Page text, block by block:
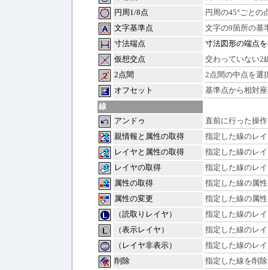
円周1/8点
円周の45°ごとの
文字基準点
文字の9箇所の基
寸法端点
寸法図形の端点
仮想交点
交わっていない2
2点間
2点間の中点を選
オフセット
基準点から相対
線
アンドゥ
直前に行った操
親情報と属性の取得
指定した線のレ
レイヤと属性の取得
指定した線のレ
レイヤの取得
指定した線のレ
属性の取得
指定した線の属
属性の変更
指定した線の属
（読取りレイヤ）
指定した線のレ
（表示レイヤ）
指定した線のレ
（レイヤ非表示）
指定した線のレ
削除
指定した線を削